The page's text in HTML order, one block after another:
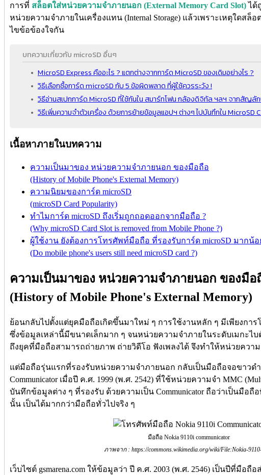
การที่ สล็อตใส่หน่วยความจำภายนอก (External Memory Card Slot)ได้
หน่วยความจำภายในเครื่องแทน (Internal Storage) แล้วเพราะเหตุใดส
ไขข้อข้องใจกัน
บทความเกี่ยวกับ microSD อื่นๆ
MicroSD Express คืออะไร ? แตกต่างจากการ์ด MicroSD ของเดิมอย่างไร ?
วิธีเลือกซื้อการ์ด microSD กับ 5 ข้อผิดพลาด ที่ผู้ใช้ควรระวัง !
วิธีอ่านสเปกการ์ด MicroSD ที่ใช้กันใน สมาร์ทโฟน กล้องดิจิทัล ฯลฯ จากสัญ
วิธีเพิ่มความจำตัวเครื่อง ด้วยการย้ายข้อมูลแอปฯ ต่างๆ ไปบันทึกใน MicroSD
เนื้อหาภายในบทความ
ความเป็นมาของ หน่วยความจำภายนอก ของมือถือ
(History of Mobile Phone's External Memory)
ความนิยมของการ์ด microSD
(microSD Card Popularity)
ทำไมการ์ด microSD ถึงเริ่มถูกถอดออกจากมือถือ ?
(Why microSD Card Slot is removed from Mobile Phone ?)
ผู้ใช้งาน ยังต้องการโทรศัพท์มือถือ ที่รองรับการ์ด microSD มากน้
(Do mobile phone's users still need microSD card ?)
ความเป็นมาของ หน่วยความจำภายนอก ของมือ
(History of Mobile Phone's External Memory)
ย้อนกลับไปตั้งแต่ยุคมือถือเกิดขึ้นมาใหม่ ๆ การใช้งานหลัก ๆ มีเพียงการ
ซึ่งข้อมูลเหล่านี้มีขนาดเล็กมาก ๆ จนหน่วยความจำภายในระดับเมกะไบ
ถึงยุคที่มือถือสามารถถ่ายภาพ ถ่ายวิดีโอ ฟังเพลงได้ จึงทำให้หน่วยควา
แต่มือถือรุ่นแรกที่รองรับหน่วยความจำภายนอก กลับเป็นมือถือจอขาวดำ
Communicator เมื่อปี ค.ศ. 1999 (พ.ศ. 2542) ที่ใช้หน่วยความจำ MMC
บันทึกข้อมูลต่าง ๆ ที่รองรับ ด้วยความเป็น Communicator ถือว่าเป็นมือถื
นั้น เป็นได้มากกว่ามือถือทั่วไปจริง ๆ
มือถือ Nokia 9110i communicator
ภาพจาก : https://commons.wikimedia.org/wiki/File:Nokia-
เว็บไซต์ gsmarena.com ให้ข้อมูลว่า ปี ค.ศ. 2003 (พ.ศ. 2546) เป็นปีที่มือ